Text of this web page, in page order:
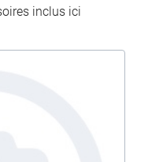
inclus ici